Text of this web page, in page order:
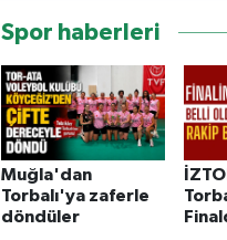
Spor haberleri
Muğla'dan
Torbalı'ya zaferle
döndüler